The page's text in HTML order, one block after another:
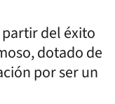
del éxito
dotado de
por ser un